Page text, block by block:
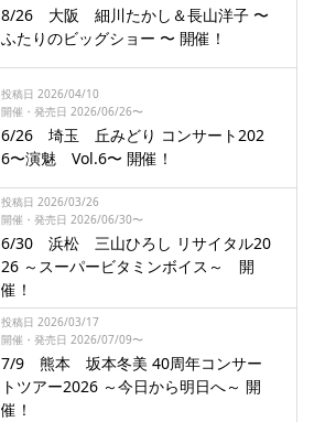
8/26 大阪 細川たかし＆長山洋子 〜
ふたりのビッグショー 〜 開催！
投稿日 2026/04/10
開催・発売日 2026/06/26〜
6/26 埼玉 丘みどり コンサート202
6〜演魅 Vol.6〜 開催！
投稿日 2026/03/26
開催・発売日 2026/06/30〜
6/30 浜松 三山ひろし リサイタル20
26 ～スーパービタミンボイス～ 開
催！
投稿日 2026/03/17
開催・発売日 2026/07/09〜
7/9 熊本 坂本冬美 40周年コンサー
トツアー2026 ～今日から明日へ～ 開
催！